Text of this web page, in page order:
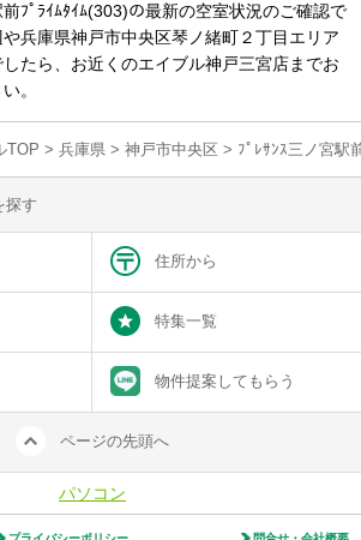
前ﾌﾟﾗｲﾑﾀｲﾑ(303)の最新の空室状況のご確認で
兵庫県神戸市中央区琴ノ緒町２丁目エリア
たら、お近くのエイブル神戸三宮店までお
。
TOP > 兵庫県 > 神戸市中央区 > ﾌﾟﾚｻﾝｽ三ノ宮駅
探す
住所から
特集一覧
物件提案してもらう
ページの先頭へ
パソコン